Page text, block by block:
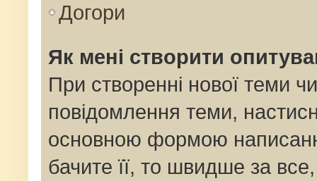
Догори
Як мені створити
При створенні нової теми
повідомлення теми,
основною формою
бачите її, то швидше за